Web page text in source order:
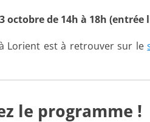
octobre de 14h à 18h
Lorient est à retrouver sur le
le programme !